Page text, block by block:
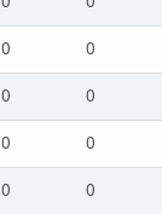
0 0
0 0
0 0
0 0